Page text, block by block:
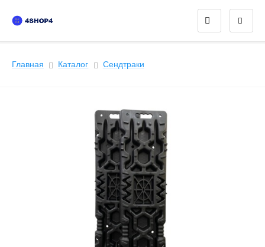
Главная Каталог Сендтраки